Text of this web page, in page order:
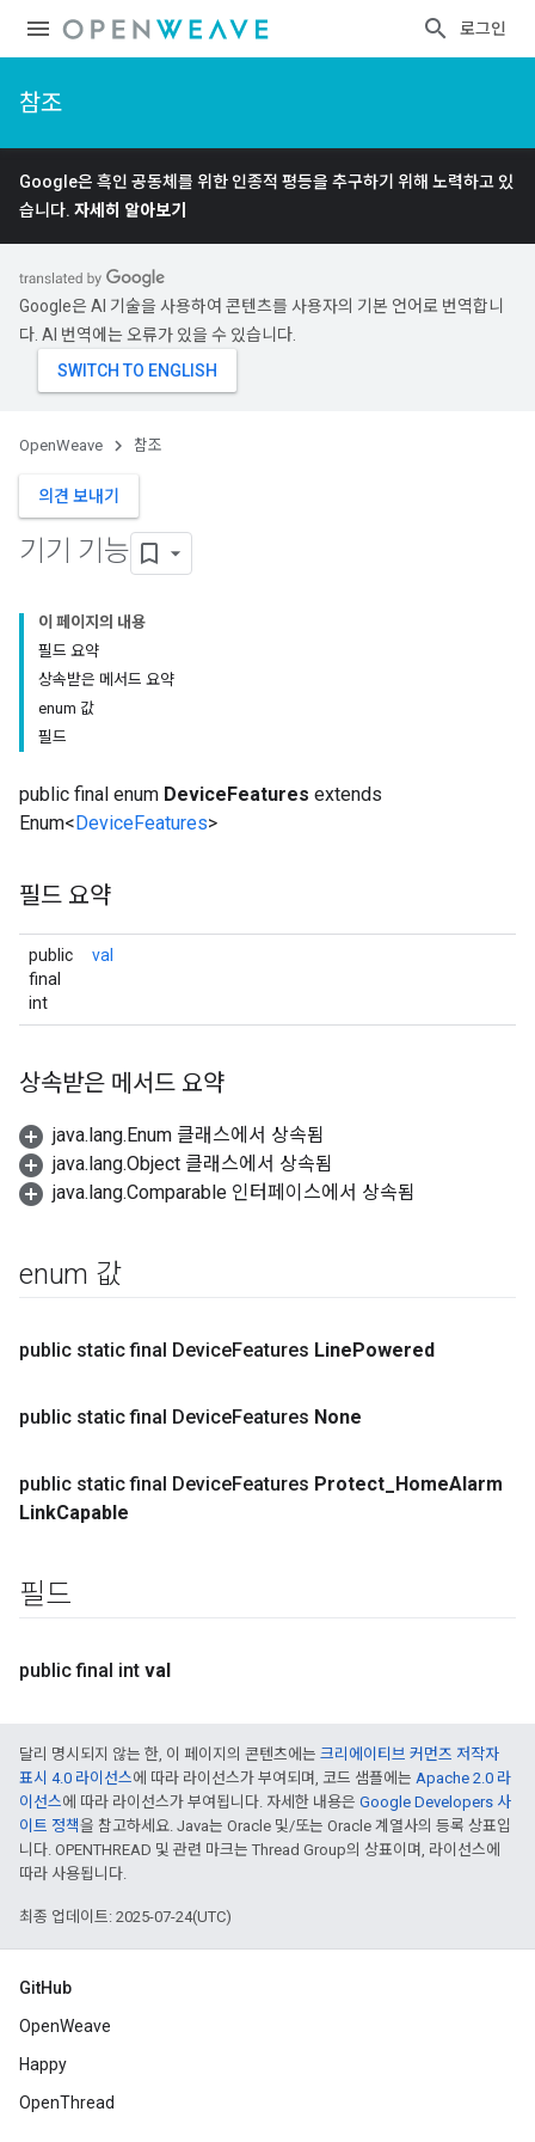
로그인
참조
Google은 흑인 공동체를 위한 인종적 평등을 추구하기 위해 노력하고 있
습니다. 자세히 알아보기
Google은 AI 기술을 사용하여 콘텐츠를 사용자의 기본 언어로 번역합니
다. AI 번역에는 오류가 있을 수 있습니다.
OpenWeave 참조
의견 보내기
기기 기능
이 페이지의 내용
필드 요약
상속받은 메서드 요약
enum 값
필드
public final enum DeviceFeatures extends
Enum<DeviceFeatures>
필드 요약
public
final
int
val
상속받은 메서드 요약
java.lang.Enum 클래스에서 상속됨
java.lang.Object 클래스에서 상속됨
java.lang.Comparable 인터페이스에서 상속됨
enum 값
public static final DeviceFeatures LinePowered
public static final DeviceFeatures None
public static final DeviceFeatures Protect HomeAlarm
LinkCapable
필드
public final int val
달리 명시되지 않는 한, 이 페이지의 콘텐츠에는 크리에이티브 커먼즈 저작자
표시 4.0 라이선스에 따라 라이선스가 부여되며, 코드 샘플에는 Apache 2.0 라
이선스에 따라 라이선스가 부여됩니다. 자세한 내용은 Google Developers 사
이트 정책을 참고하세요. Java는 Oracle 및/또는 Oracle 계열사의 등록 상표입
니다. OPENTHREAD 및 관련 마크는 Thread Group의 상표이며, 라이선스에
따라 사용됩니다.
최종 업데이트: 2025-07-24(UTC)
GitHub
OpenWeave
Happy
OpenThread